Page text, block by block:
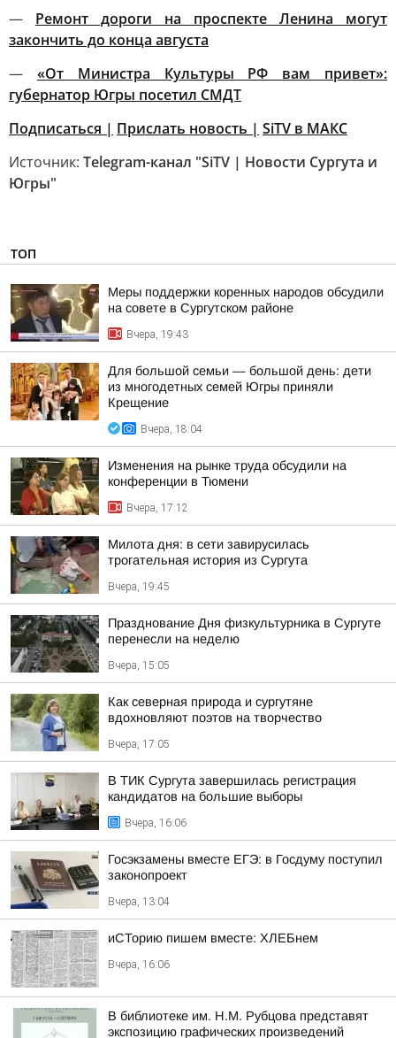
— Ремонт дороги на проспекте Ленина могут
закончить до конца августа
— «От Министра Культуры РФ вам привет»:
губернатор Югры посетил СМДТ
Подписаться | Прислать новость | SiTV в МАКС
Источник: Telegram-канал "SiTV | Новости Сургута и
Югры"
ТОП
Меры поддержки коренных народов обсудили
на совете в Сургутском районе
Вчера, 19:43
Для большой семьи — большой день: дети
из многодетных семей Югры приняли
Крещение
Вчера, 18:04
Изменения на рынке труда обсудили на
конференции в Тюмени
Вчера, 17:12
Милота дня: в сети завирусилась
трогательная история из Сургута
Вчера, 19:45
Празднование Дня физкультурника в Сургуте
перенесли на неделю
Вчера, 15:05
Как северная природа и сургутяне
вдохновляют поэтов на творчество
Вчера, 17:05
В ТИК Сургута завершилась регистрация
кандидатов на большие выборы
Вчера, 16:06
Госэкзамены вместе ЕГЭ: в Госдуму поступил
законопроект
Вчера, 13:04
иСТорию пишем вместе: ХЛЕБнем
Вчера, 16:06
В библиотеке им. Н.М. Рубцова представят
экспозицию графических произведений